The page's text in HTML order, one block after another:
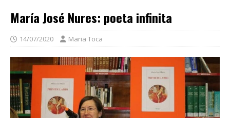
María José Nures: poeta infinita
14/07/2020 Maria Toca